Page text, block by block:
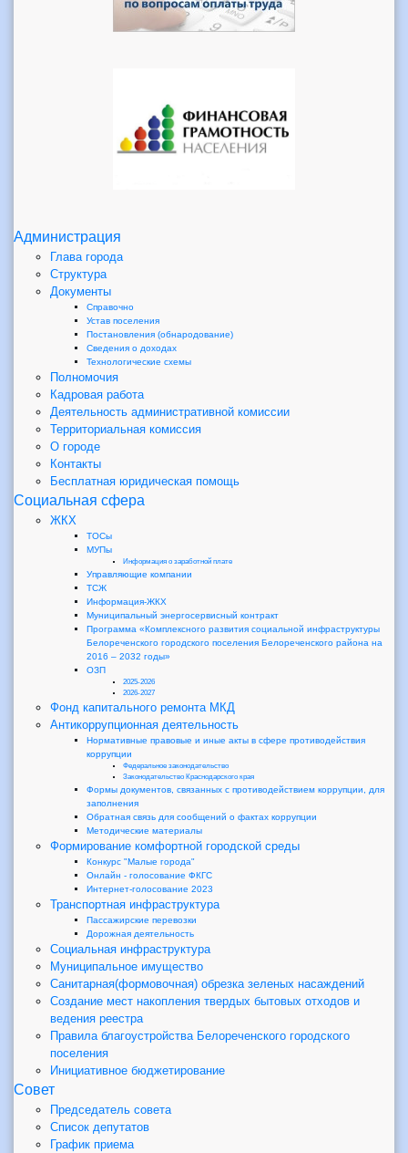
Администрация
Глава города
Структура
Документы
Справочно
Устав поселения
Постановления (обнародование)
Сведения о доходах
Технологические схемы
Полномочия
Кадровая работа
Деятельность административной комиссии
Территориальная комиссия
О городе
Контакты
Бесплатная юридическая помощь
Социальная сфера
ЖКХ
ТОСы
МУПы
Информация о заработной плате
Управляющие компании
ТСЖ
Информация-ЖКХ
Муниципальный энергосервисный контракт
Программа «Комплексного развития социальной инфраструктуры
Белореченского городского поселения Белореченского района на
2016 – 2032 годы»
ОЗП
2025-2026
2026-2027
Фонд капитального ремонта МКД
Антикоррупционная деятельность
Нормативные правовые и иные акты в сфере противодействия
коррупции
Федеральное законодательство
Законодательство Краснодарского края
Формы документов, связанных с противодействием коррупции, для
заполнения
Обратная связь для сообщений о фактах коррупции
Методические материалы
Формирование комфортной городской среды
Конкурс "Малые города"
Онлайн - голосование ФКГС
Интернет-голосование 2023
Транспортная инфраструктура
Пассажирские перевозки
Дорожная деятельность
Социальная инфраструктура
Муниципальное имущество
Санитарная(формовочная) обрезка зеленых насаждений
Создание мест накопления твердых бытовых отходов и
ведения реестра
Правила благоустройства Белореченского городского
поселения
Инициативное бюджетирование
Совет
Председатель совета
Список депутатов
График приема